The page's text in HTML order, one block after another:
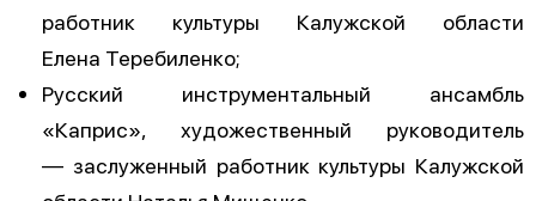
работник культуры Калужской области
Елена Теребиленко;
Русский инструментальный ансамбль
«Каприс», художественный руководитель
— заслуженный работник культуры Калужской